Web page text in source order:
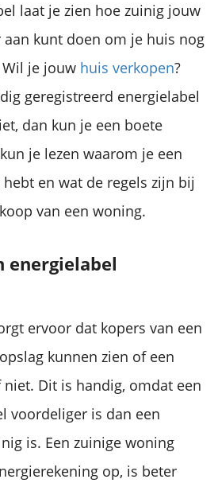
laat je zien hoe zuinig jouw
kunt doen om je huis nog
je jouw huis verkopen?
geregistreerd energielabel
dan kun je een boete
je lezen waarom je een
en wat de regels zijn bij
van een woning.
energielabel
ervoor dat kopers van een
kunnen zien of een
Dit is handig, omdat een
voordeliger is dan een
is. Een zuinige woning
op, is beter